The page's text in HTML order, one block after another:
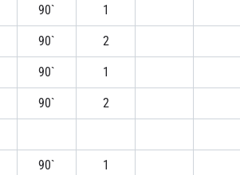
90` 1
90` 2
90` 1
90` 2
90` 1